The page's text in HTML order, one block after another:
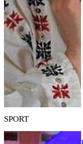
SPORT